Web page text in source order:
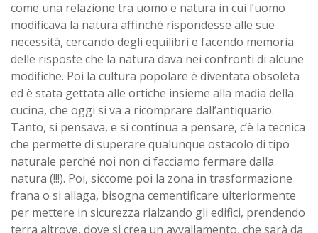
come una relazione tra uomo e natura in cui l’uomo
modificava la natura affinché rispondesse alle sue
necessità, cercando degli equilibri e facendo memoria
delle risposte che la natura dava nei confronti di alcune
modifiche. Poi la cultura popolare è diventata obsoleta
ed è stata gettata alle ortiche insieme alla madia della
cucina, che oggi si va a ricomprare dall’antiquario.
Tanto, si pensava, e si continua a pensare, c’è la tecnica
che permette di superare qualunque ostacolo di tipo
naturale perché noi non ci facciamo fermare dalla
natura (!!!). Poi, siccome poi la zona in trasformazione
frana o si allaga, bisogna cementificare ulteriormente
per mettere in sicurezza rialzando gli edifici, prendendo
terra altrove, dove si crea un avvallamento, che sarà da